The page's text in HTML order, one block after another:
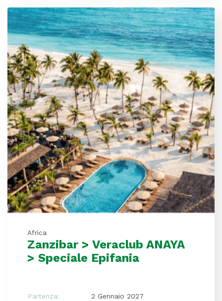
Africa
Zanzibar > Veraclub ANAYA
> Speciale Epifania
Partenza:
2 Gennaio 2027